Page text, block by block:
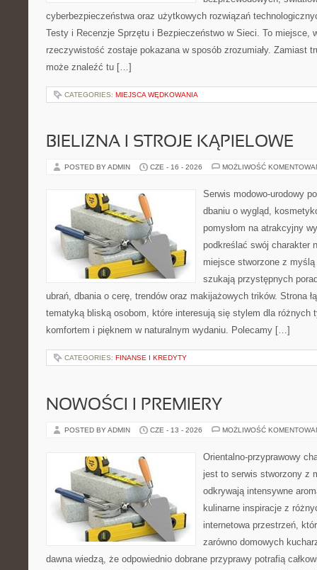
cyberbezpieczeństwa oraz użytkowych rozwiązań
Testy i Recenzje Sprzętu i Bezpieczeństwo w Sieci. To miejsce,
rzeczywistość zostaje pokazana w sposób zrozumiały. Zamiast
może znaleźć tu […]
CATEGORIES: MIEJSCA WĘDKOWANIA
BIELIZNA I STROJE KĄPIELOWE
POSTED BY ADMIN CZE - 16 - 2026 MOŻLIWOŚĆ
Serwis modowo-urodowy
dbaniu o wygląd,
pomysłom na atrakcyjny
podkreślać swój charakter
miejsce stworzone z
szukają przystępnych
ubrań, dbania o cerę, trendów oraz makijażowych trików. Strona
tematyką bliską osobom, które interesują się stylem dla różnych
komfortem i pięknem w naturalnym wydaniu. Polecamy […]
CATEGORIES: FINANSE I KREDYTY
NOWOŚCI I PREMIERY
POSTED BY ADMIN CZE - 13 - 2026 MOŻLIWOŚĆ
Orientalno-przyprawowy
jest to serwis stworzony z
odkrywają intensywne
kulinarne inspiracje z
internetowa przestrzeń,
zarówno domowych
dawna wiedzą, że odpowiednio dobrane przyprawy potrafią